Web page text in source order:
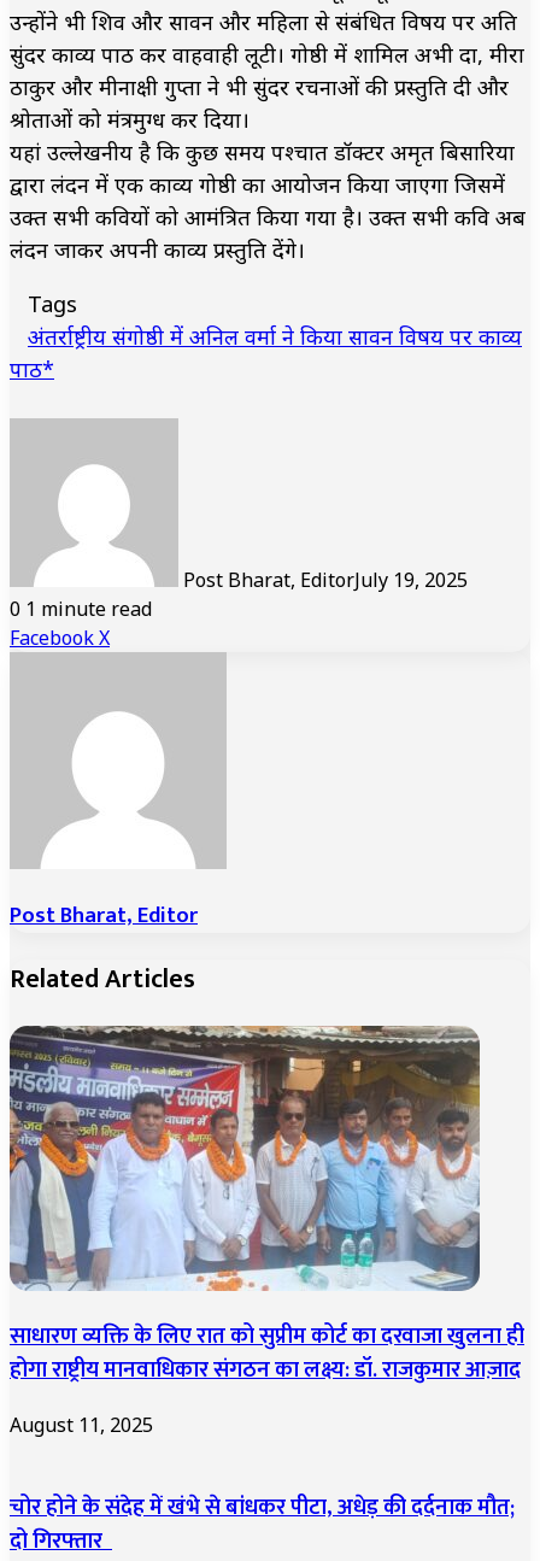
उन्होंने भी शिव और सावन और महिला से संबंधित विषय पर अति
सुंदर काव्य पाठ कर वाहवाही लूटी। गोष्ठी में शामिल अभी दा, मीरा
ठाकुर और मीनाक्षी गुप्ता ने भी सुंदर रचनाओं की प्रस्तुति दी और
श्रोताओं को मंत्रमुग्ध कर दिया।
यहां उल्लेखनीय है कि कुछ समय पश्चात डॉक्टर अमृत बिसारिया
द्वारा लंदन में एक काव्य गोष्ठी का आयोजन किया जाएगा जिसमें
उक्त सभी कवियों को आमंत्रित किया गया है। उक्त सभी कवि अब
लंदन जाकर अपनी काव्य प्रस्तुति देंगे।
Tags
अंतर्राष्ट्रीय संगोष्ठी में अनिल वर्मा ने किया सावन विषय पर काव्य
पाठ*
Post Bharat, EditorJuly 19, 2025
0 1 minute read
FacebookXLinkedIn
Tumblr
Pinterest
Reddit
VKontakte
Share
Print
Post Bharat, Editor
Related Articles
साधारण व्यक्ति के लिए रात को सुप्रीम कोर्ट का दरवाजा खुलना ही
होगा राष्ट्रीय मानवाधिकार संगठन का लक्ष्य: डॉ. राजकुमार आज़ाद
August 11, 2025
चोर होने के संदेह में खंभे से बांधकर पीटा, अधेड़ की दर्दनाक मौत;
दो गिरफ्तार